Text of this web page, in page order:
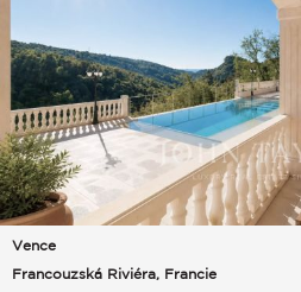
Vence
Francouzská Riviéra, Francie